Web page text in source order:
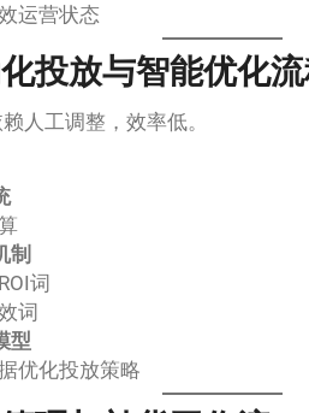
运营状态
投放与智能优化
人工调整，效率低。
制
词
词
型
优化投放策略